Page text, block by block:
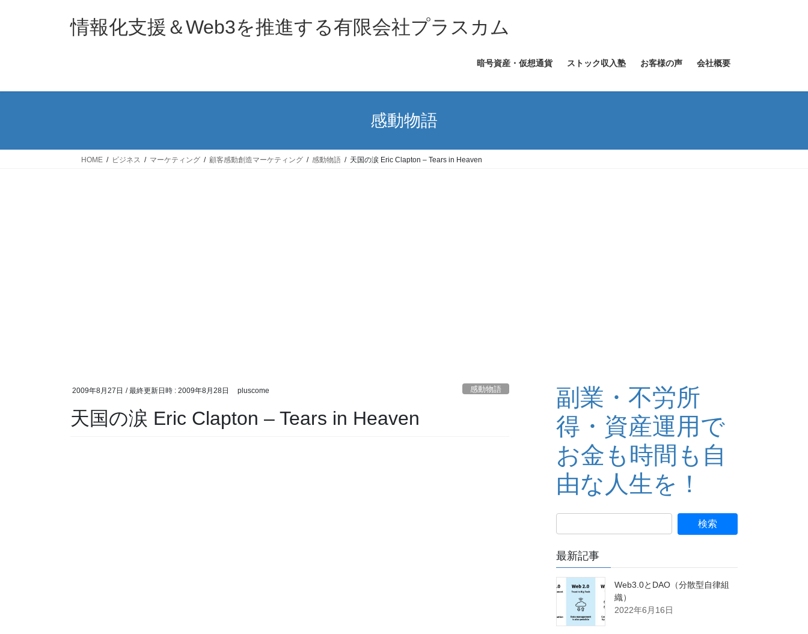
ス
ン
情報化支援＆Web3を推進する有限会社プラスカム
暗号資産・仮想通貨 ストック収入塾 お客様の声 会社概要
感動物語
HOME ビジネス マーケティング 顧客感動創造マーケティング 感動物語 天国の涙 Eric Clapton – Tears in Heaven
2009年8月27日 / 最終更新日時 : 2009年8月28日 pluscome 感動物語
天国の涙 Eric Clapton – Tears in Heaven
副業・不労所
得・資産運用で
お金も時間も自
由な人生を！
最新記事
Web3.0とDAO（分散型自律組
織）
2022年6月16日